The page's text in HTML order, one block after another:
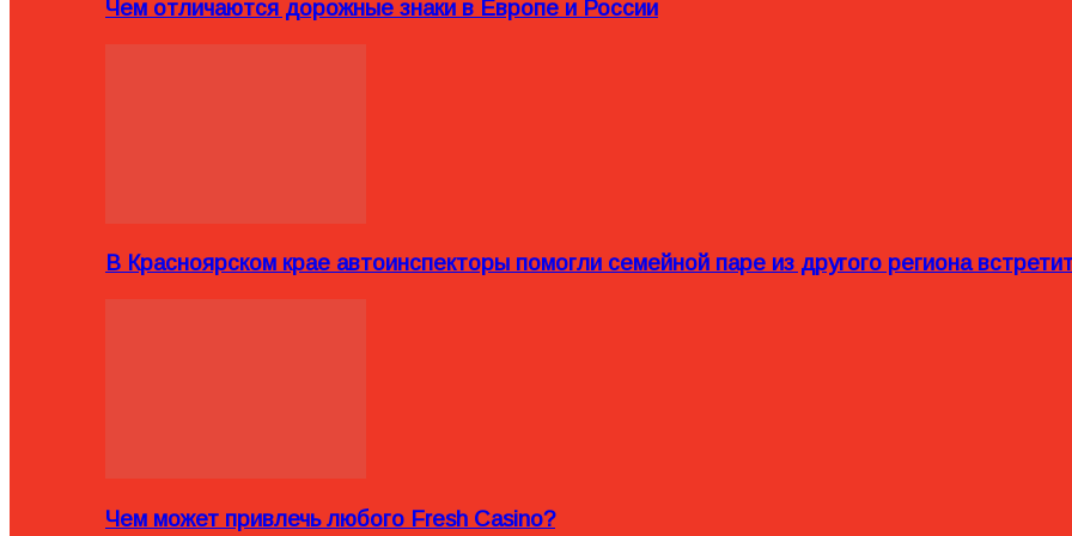
Чем отличаются дорожные знаки в Европе и России
В Красноярском крае автоинспекторы помогли семейной паре из другого региона
Чем может привлечь любого Fresh Casino?